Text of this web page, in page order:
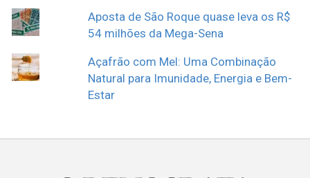
Aposta de São Roque quase leva os R$
54 milhões da Mega-Sena
Açafrão com Mel: Uma Combinação
Natural para Imunidade, Energia e Bem-
Estar